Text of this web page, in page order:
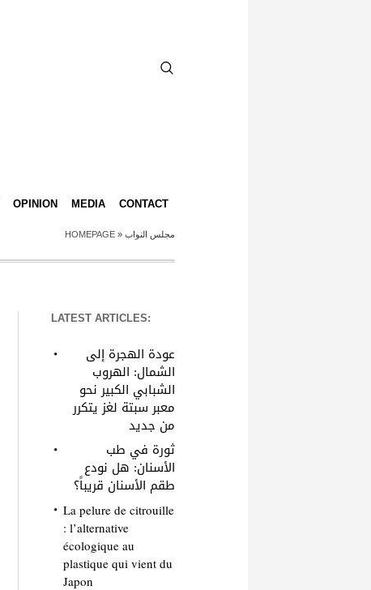
OPINION MEDIA CONTACT
HOMEPAGE » مجلس النواب
LATEST ARTICLES:
عودة الهجرة إلى
الشمال: الهروب
الشبابي الكبير نحو
معبر سبتة لغز يتكرر
من جديد
ثورة في طب
الأسنان: هل نودع
طقم الأسنان قريباً؟
La pelure de citrouille
: l’alternative
écologique au
plastique qui vient du
Japon